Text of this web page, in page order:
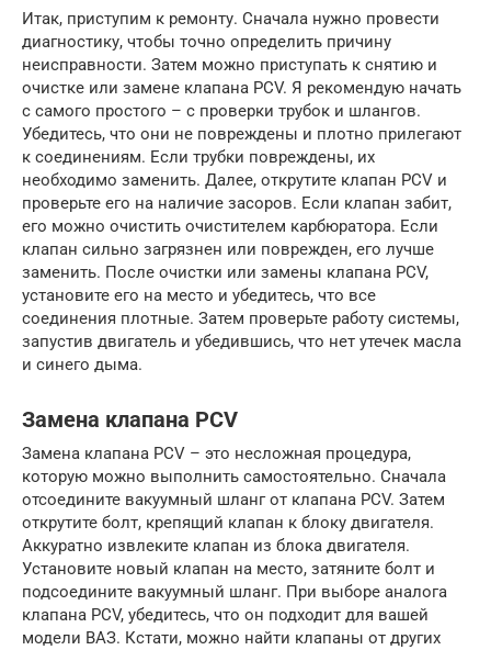
Итак, приступим к ремонту. Сначала нужно провести
диагностику, чтобы точно определить причину
неисправности. Затем можно приступать к снятию и
очистке или замене клапана PCV. Я рекомендую начать
с самого простого – с проверки трубок и шлангов.
Убедитесь, что они не повреждены и плотно прилегают
к соединениям. Если трубки повреждены, их
необходимо заменить. Далее, открутите клапан PCV и
проверьте его на наличие засоров. Если клапан забит,
его можно очистить очистителем карбюратора. Если
клапан сильно загрязнен или поврежден, его лучше
заменить. После очистки или замены клапана PCV,
установите его на место и убедитесь, что все
соединения плотные. Затем проверьте работу системы,
запустив двигатель и убедившись, что нет утечек масла
и синего дыма.
Замена клапана PCV
Замена клапана PCV – это несложная процедура,
которую можно выполнить самостоятельно. Сначала
отсоедините вакуумный шланг от клапана PCV. Затем
открутите болт, крепящий клапан к блоку двигателя.
Аккуратно извлеките клапан из блока двигателя.
Установите новый клапан на место, затяните болт и
подсоедините вакуумный шланг. При выборе аналога
клапана PCV, убедитесь, что он подходит для вашей
модели ВАЗ. Кстати, можно найти клапаны от других